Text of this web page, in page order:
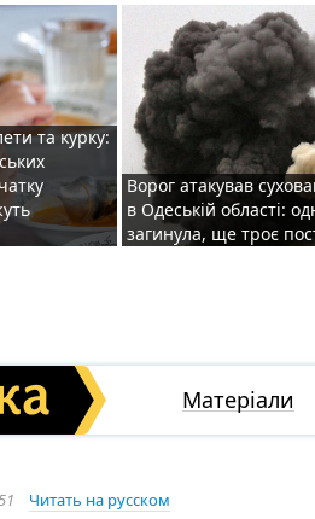
та курку:
Ворог атакував
в Одеській області:
загинула, ще троє
Матеріали
Читать на русском